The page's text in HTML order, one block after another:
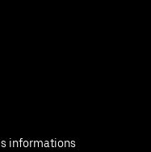
informations